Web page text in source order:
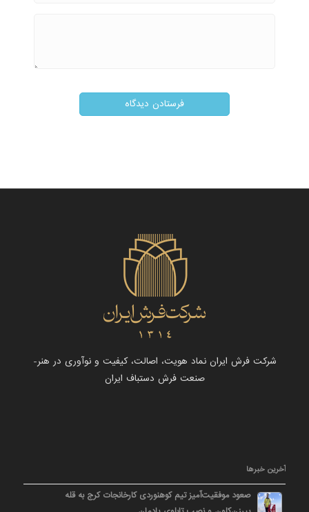
شرکت فرش ایران نماد هویت، اصالت، کیفیت و نوآوری در هنر-
صنعت فرش دستباف ایران
آخرین خبرها
صعود موفقیت‌آمیز تیم کوهنوردی کارخانجات کرج به قله